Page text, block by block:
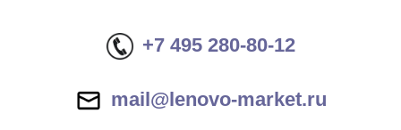
+7 495 280-80-12
mail@lenovo-market.ru